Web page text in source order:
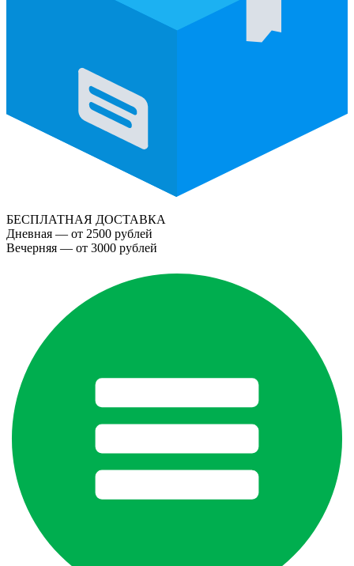
БЕСПЛАТНАЯ ДОСТАВКА
Дневная — от 2500 рублей
Вечерняя — от 3000 рублей